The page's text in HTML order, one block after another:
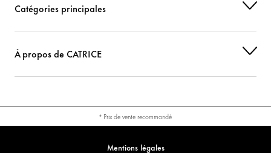
Catégories principales
À propos de CATRICE
* Prix de vente recommandé
Mentions légales